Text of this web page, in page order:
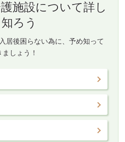
施設について詳し
知ろう
居後困らない為に、予め知って
ましょう！